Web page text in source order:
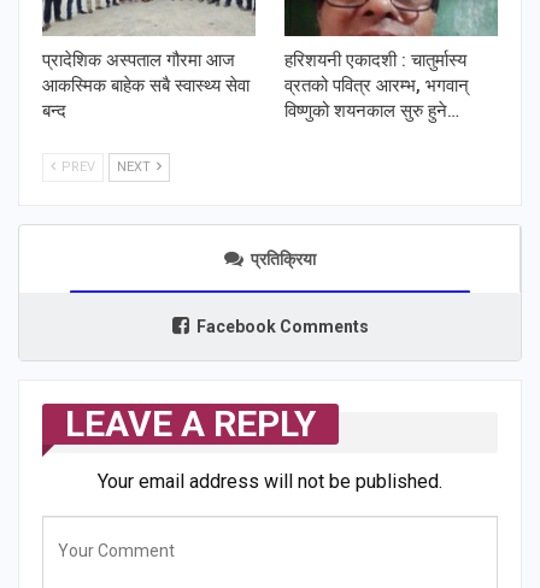
प्रादेशिक अस्पताल गौरमा आज
आकस्मिक बाहेक सबै स्वास्थ्य सेवा
बन्द
हरिशयनी एकादशी : चातुर्मास्य
व्रतको पवित्र आरम्भ, भगवान्
विष्णुको शयनकाल सुरु हुने…
PREV NEXT
प्रतिक्रिया
Facebook Comments
LEAVE A REPLY
Your email address will not be published.